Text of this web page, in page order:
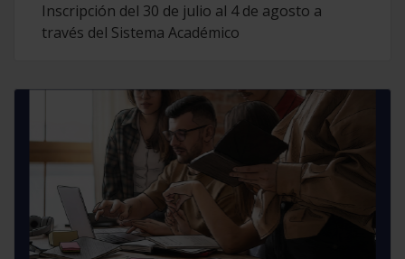
Inscripción del 30 de julio al 4 de agosto a
través del Sistema Académico